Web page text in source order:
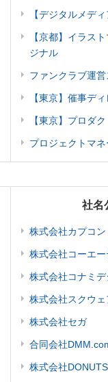
【デジタルメデ
【京都】イラス
ジナル
ファンクラブ運
【東京】催事デ
【東京】プロダ
プロジェクトマネ
社名
株式会社カプコン
株式会社コーエ
株式会社コナミ
株式会社スクウ
株式会社セガ
合同会社
株式会社DONUTS